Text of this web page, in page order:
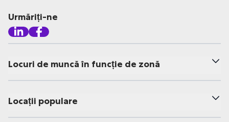
Urmăriți-ne
Locuri de muncă în funcție de zonă
Locații populare